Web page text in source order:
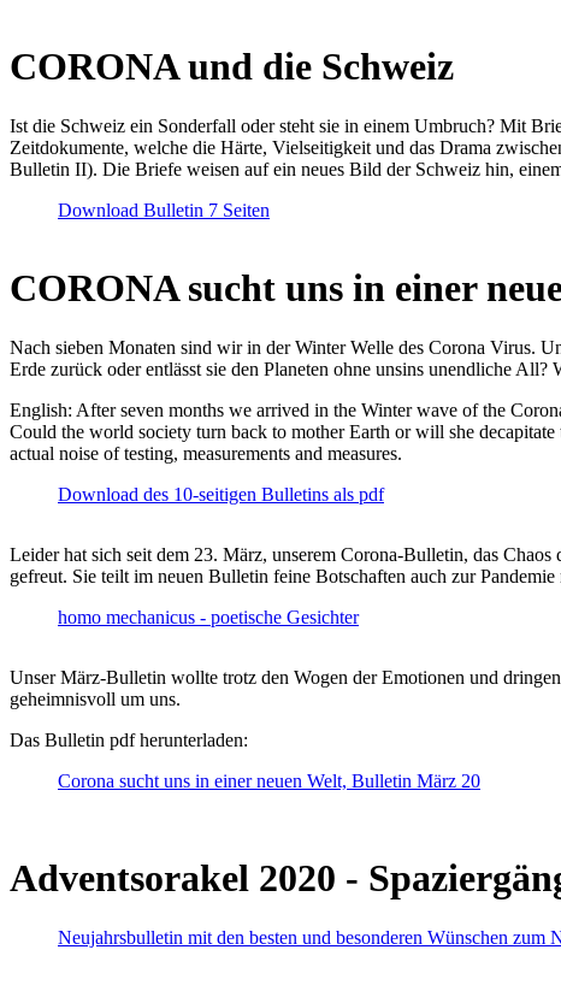
CORONA und die Schweiz
Ist die Schweiz ein Sonderfall oder steht sie in einem Umbruch? Mit
Zeitdokumente, welche die Härte, Vielseitigkeit und das Drama
Bulletin II). Die Briefe weisen auf ein neues Bild der Schweiz hin,
Download Bulletin 7 Seiten
CORONA sucht uns in einer
Nach sieben Monaten sind wir in der Winter Welle des Corona Virus.
Erde zurück oder entlässt sie den Planeten ohne unsins unendliche
English: After seven months we arrived in the Winter wave of the
Could the world society turn back to mother Earth or will she decapitate
actual noise of testing, measurements and measures.
Download des 10-seitigen Bulletins als pdf
Leider hat sich seit dem 23. März, unserem Corona-Bulletin, das
gefreut. Sie teilt im neuen Bulletin feine Botschaften auch zur Pandemie
homo mechanicus - poetische Gesichter
Unser März-Bulletin wollte trotz den Wogen der Emotionen und
geheimnisvoll um uns.
Das Bulletin pdf herunterladen:
Corona sucht uns in einer neuen Welt, Bulletin März 20
Adventsorakel 2020 -
Neujahrsbulletin mit den besten und besonderen Wünschen zum